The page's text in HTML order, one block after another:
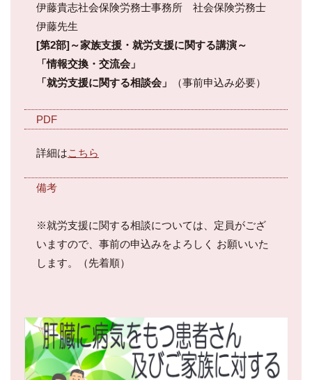
伊藤貴志社会保険労務士事務所 社会保険労務士
伊藤先生
[第2部]～家族支援・就労支援に関する講演～
「情報交換・交流会」
「就労支援に関する相談会」
（事前申込み必要）
PDF
詳細はこちら
備考
※就労支援に関する相談については、定員がござ
いますので、事前の申込みをよろしく お願いいた
します。（先着順）